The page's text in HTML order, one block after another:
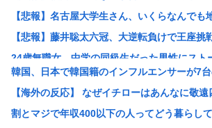
【悲報】名古屋大学生さん、いくらなんでも
【悲報】藤井聡太六冠、大逆転負けで王座挑
24歳無職女、中学の同級生だった男性にスト
“総資産7億円”桐谷さん、がん判明で後悔も
【悲報】想像の200倍、形がエグい「ナス」
熱帯魚欲しいから近所の川にとりにきた（※
韓国、日本で韓国籍のインフルエンサーが7
【海外の反応】 なぜイチローはあんなに敬
割とマジで年収400以下の人ってどう暮らし